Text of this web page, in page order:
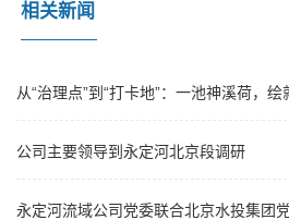
相关新闻
从“治理点”到“打卡地”：一池神溪荷，绘
公司主要领导到永定河北京段调研
永定河流域公司党委联合北京水投集团